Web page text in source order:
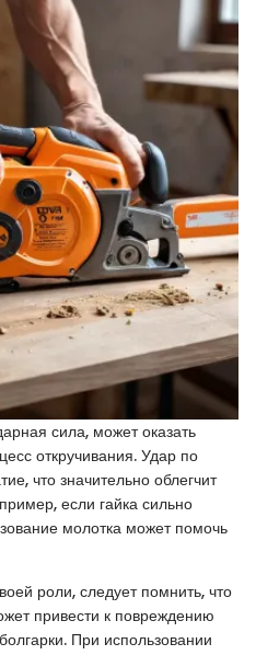
сила, может оказать
откручивания. Удар по
что значительно облегчит
если гайка сильно
молотка может помочь
роли, следует помнить, что
привести к повреждению
При использовании